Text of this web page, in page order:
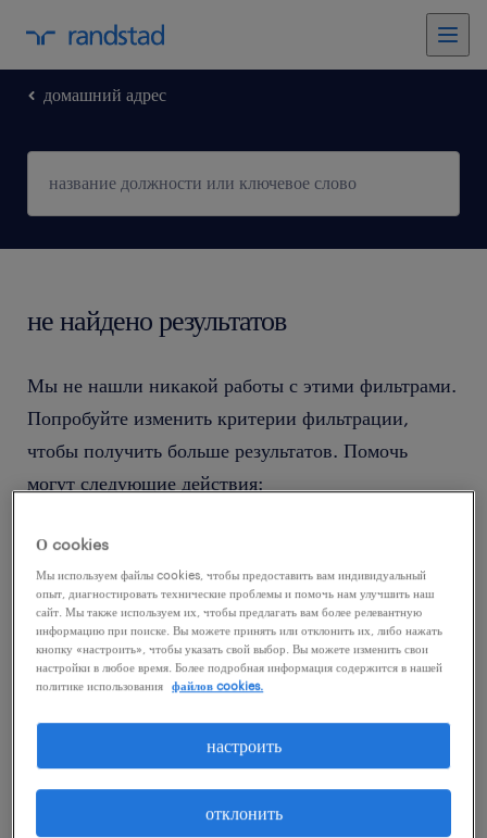
домашний адрес
не найдено результатов
Мы не нашли никакой работы с этими фильтрами.
Попробуйте изменить критерии фильтрации,
чтобы получить больше результатов. Помочь
могут следующие действия:
Попробуйте удалить некоторые из
примененных фильтров.
Вы искали работу в определенном месте?
Учтите возможность расширения диапазона
вокруг местонахождения.
Измените название должности или ключевые
слова и проверьте, правильно ли они
написаны.
О cookies
Мы используем файлы cookies, чтобы предоставить вам индивидуальный
опыт, диагностировать технические проблемы и помочь нам улучшить наш
сайт. Мы также используем их, чтобы предлагать вам более релевантную
информацию при поиске. Вы можете принять или отклонить их, либо нажать
кнопку «настроить», чтобы указать свой выбор. Вы можете изменить свои
настройки в любое время. Более подробная информация содержится в нашей
политике использования
файлов cookies.
отклонить
настроить